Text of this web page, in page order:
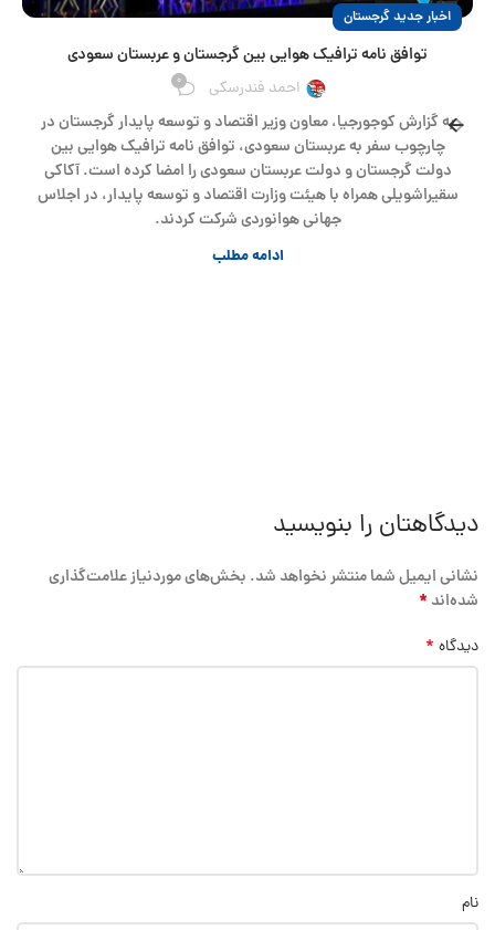
اخبار جدید گرجستان
توافق نامه ترافیک هوایی بین گرجستان و عربستان سعودی
احمد فندرسکی 0
به گزارش کوجورجیا، معاون وزیر اقتصاد و توسعه پایدار گرجستان در
چارچوب سفر به عربستان سعودی، توافق نامه ترافیک هوایی بین
دولت گرجستان و دولت عربستان سعودی را امضا کرده است. آکاکی
سقیراشویلی همراه با هیئت وزارت اقتصاد و توسعه پایدار، در اجلاس
جهانی هوانوردی شرکت کردند.
ادامه مطلب
دیدگاهتان را بنویسید
نشانی ایمیل شما منتشر نخواهد شد. بخش‌های موردنیاز علامت‌گذاری
شده‌اند*
دیدگاه *
نام